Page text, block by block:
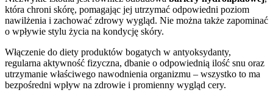
która chroni skórę, pomagając jej utrzymać odpowiedni poziom
nawilżenia i zachować zdrowy wygląd. Nie można także zapominać
o wpływie stylu życia na kondycję skóry.
Włączenie do diety produktów bogatych w antyoksydanty,
regularna aktywność fizyczna, dbanie o odpowiednią ilość snu oraz
utrzymanie właściwego nawodnienia organizmu – wszystko to ma
bezpośredni wpływ na zdrowie i promienny wygląd cery.